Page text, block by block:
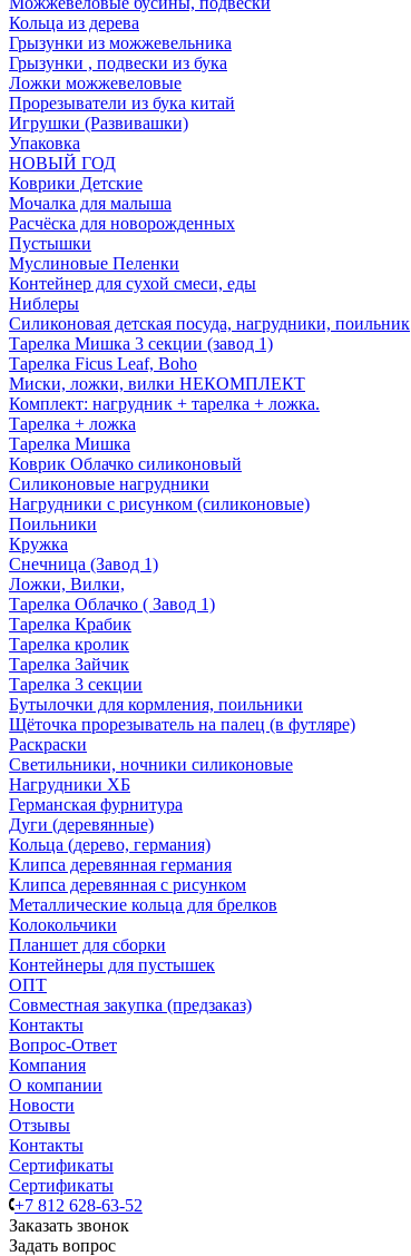
Кольца из дерева
Грызунки из можжевельника
Грызунки , подвески из бука
Ложки можжевеловые
Прорезыватели из бука китай
Игрушки (Развивашки)
Упаковка
НОВЫЙ ГОД
Коврики Детские
Мочалка для малыша
Расчёска для новорожденных
Пустышки
Муслиновые Пеленки
Контейнер для сухой смеси, еды
Ниблеры
Силиконовая детская посуда, нагрудники, поильник
Тарелка Мишка 3 секции (завод 1)
Тарелка Ficus Leaf, Boho
Миски, ложки, вилки НЕКОМПЛЕКТ
Комплект: нагрудник + тарелка + ложка.
Тарелка + ложка
Тарелка Мишка
Коврик Облачко силиконовый
Силиконовые нагрудники
Нагрудники с рисунком (силиконовые)
Поильники
Кружка
Снечница (Завод 1)
Ложки, Вилки,
Тарелка Облачко ( Завод 1)
Тарелка Крабик
Тарелка кролик
Тарелка Зайчик
Тарелка 3 секции
Бутылочки для кормления, поильники
Щёточка прорезыватель на палец (в футляре)
Раскраски
Светильники, ночники силиконовые
Нагрудники ХБ
Германская фурнитура
Дуги (деревянные)
Кольца (дерево, германия)
Клипса деревянная германия
Клипса деревянная с рисунком
Металлические кольца для брелков
Колокольчики
Планшет для сборки
Контейнеры для пустышек
ОПТ
Совместная закупка (предзаказ)
Контакты
Вопрос-Ответ
Компания
О компании
Новости
Отзывы
Контакты
Сертификаты
Сертификаты
+7 812 628-63-52
Заказать звонок
Задать вопрос